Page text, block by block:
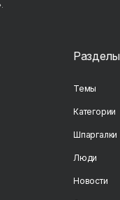
Разделы
Темы
Категории
Шпаргалки
Люди
Новости